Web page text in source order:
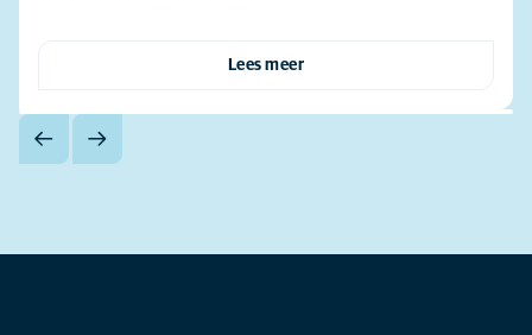
Lees meer